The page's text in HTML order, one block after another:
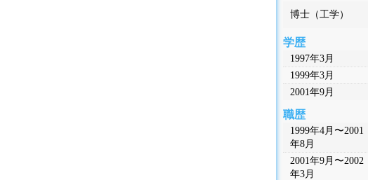
博士（工学）
学歴
1997年3月
1999年3月
2001年9月
職歴
1999年4月〜2001
年8月
2001年9月〜2002
年3月